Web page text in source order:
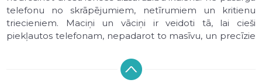
telefonu no skrāpējumiem, netīrumiem un kritienu
triecieniem. Maciņi un vāciņi ir veidoti tā, lai cieši
piekļautos telefonam, nepadarot to masīvu, un precīzie
skaļruņiem un uzlādes pieslēgvietai, netraucējot ierīces
funkcionalitāti. Sortimentā pieejami maciņi un vāciņi no